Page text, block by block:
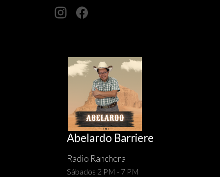
Abelardo Barriere
Radio Ranchera
Sábados 2 PM - 7 PM